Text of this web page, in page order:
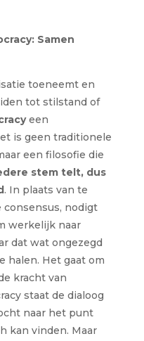
Samen
toeneemt en
tot stilstand of
een
is geen traditionele
een filosofie die
stem telt, dus
. In plaats van te
nodigt
werkelijk naar
dat wat ongezegd
halen. Het gaat om
kracht van
staat de dialoog
naar het punt
kan vinden. Maar